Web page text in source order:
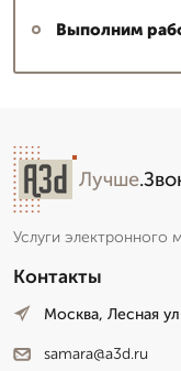
Выполним
Лучше
Услуги электронного
Контакты
Москва, Лесная
samara@a3d.ru